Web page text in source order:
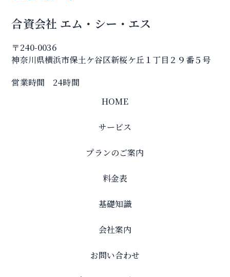
合資会社 エム・シー・エス
〒240-0036
神奈川県横浜市保土ケ谷区新桜ケ丘１丁目２９番５号
営業時間 24時間
HOME
サービス
プランのご案内
料金表
基礎知識
会社案内
お問い合わせ